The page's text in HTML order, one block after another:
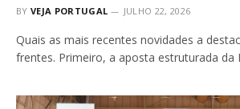
BY VEJA PORTUGAL JULHO 22, 2026
Quais as mais recentes novidades a
frentes. Primeiro, a aposta estruturada da